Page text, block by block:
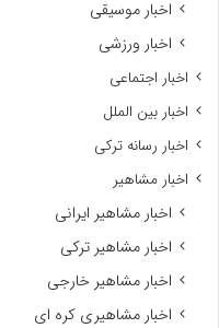
اخبار موسیقی
اخبار ورزشی
اخبار اجتماعی
اخبار بین الملل
اخبار رسانه ترکی
اخبار مشاهیر
اخبار مشاهیر ایرانی
اخبار مشاهیر ترکی
اخبار مشاهیر خارجی
اخبار مشاهیری کره ای